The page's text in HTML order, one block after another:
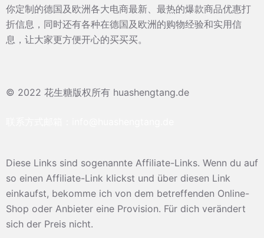
你定制的德国及欧洲各大电商最新、最热的爆款商品优惠打
折信息，同时还有各种在德国及欧洲的购物经验和实用信
息，让大家更方便开心的买买买。
© 2022 花生糖版权所有 huashengtang.de
Diese Links sind sogenannte Affiliate-Links. Wenn du auf
so einen Affiliate-Link klickst und über diesen Link
einkaufst, bekomme ich von dem betreffenden Online-
Shop oder Anbieter eine Provision. Für dich verändert
sich der Preis nicht.